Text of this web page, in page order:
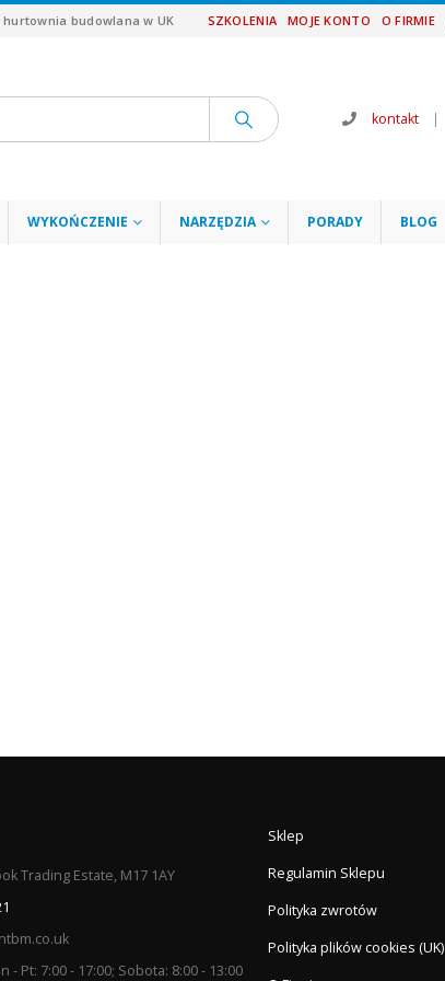
hurtownia budowlana w UK SZKOLENIA MOJE KONTO O FIRMIE
kontakt |
WYKOŃCZENIE NARZĘDZIA PORADY BLOG
Trading Estate, M17 1AY
- Pt: 7:00 - 17:00; Sobota: 8:00 - 13:00
Sklep
Regulamin Sklepu
Polityka zwrotów
Polityka plików cookies (UK)